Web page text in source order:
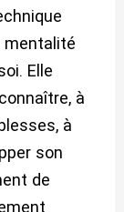
mentalité
Elle
à
à
son
de